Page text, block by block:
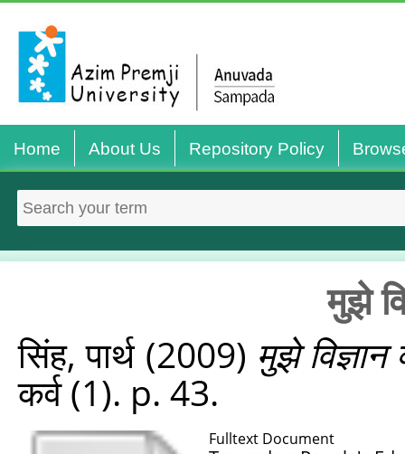
Home About Us Repository Policy
मुझे
सिंह, पार्थ(2009) मुझे
कर्व (1). p. 43.
Fulltext Document